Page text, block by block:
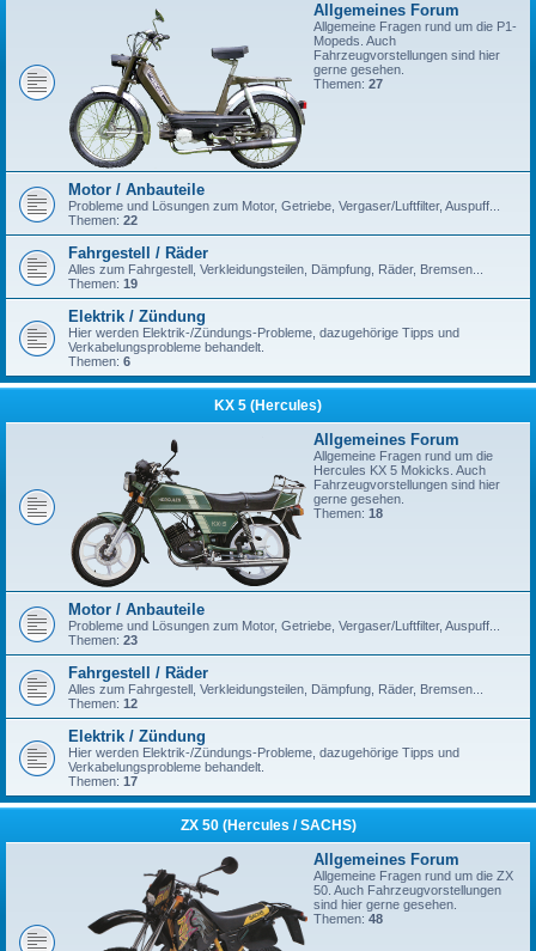
Allgemeines Forum
Allgemeine Fragen rund um die P1-
Mopeds. Auch
Fahrzeugvorstellungen sind hier
gerne gesehen.
Themen: 27
Motor / Anbauteile
Probleme und Lösungen zum Motor, Getriebe, Vergaser/Luftfilter, Auspuff...
Themen: 22
Fahrgestell / Räder
Alles zum Fahrgestell, Verkleidungsteilen, Dämpfung, Räder, Bremsen...
Themen: 19
Elektrik / Zündung
Hier werden Elektrik-/Zündungs-Probleme, dazugehörige Tipps und
Verkabelungsprobleme behandelt.
Themen: 6
KX 5 (Hercules)
Allgemeines Forum
Allgemeine Fragen rund um die
Hercules KX 5 Mokicks. Auch
Fahrzeugvorstellungen sind hier
gerne gesehen.
Themen: 18
Motor / Anbauteile
Probleme und Lösungen zum Motor, Getriebe, Vergaser/Luftfilter, Auspuff...
Themen: 23
Fahrgestell / Räder
Alles zum Fahrgestell, Verkleidungsteilen, Dämpfung, Räder, Bremsen...
Themen: 12
Elektrik / Zündung
Hier werden Elektrik-/Zündungs-Probleme, dazugehörige Tipps und
Verkabelungsprobleme behandelt.
Themen: 17
ZX 50 (Hercules / SACHS)
Allgemeines Forum
Allgemeine Fragen rund um die ZX
50. Auch Fahrzeugvorstellungen
sind hier gerne gesehen.
Themen: 48